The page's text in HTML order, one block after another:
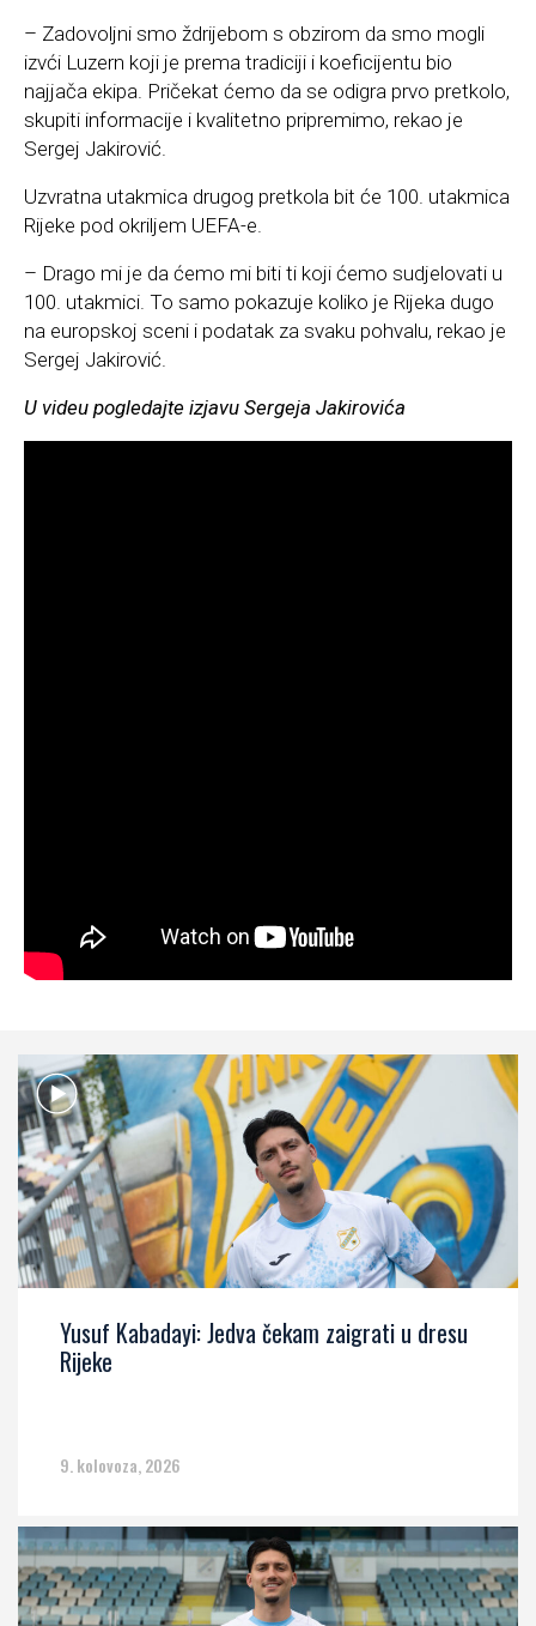
– Zadovoljni smo ždrijebom s obzirom da smo mogli
izvći Luzern koji je prema tradiciji i koeficijentu bio
najjača ekipa. Pričekat ćemo da se odigra prvo pretkolo,
skupiti informacije i kvalitetno pripremimo, rekao je
Sergej Jakirović.
Uzvratna utakmica drugog pretkola bit će 100. utakmica
Rijeke pod okriljem UEFA-e.
– Drago mi je da ćemo mi biti ti koji ćemo sudjelovati u
100. utakmici. To samo pokazuje koliko je Rijeka dugo
na europskoj sceni i podatak za svaku pohvalu, rekao je
Sergej Jakirović.
U videu pogledajte izjavu Sergeja Jakirovića
Yusuf Kabadayi: Jedva čekam zaigrati u dresu
Rijeke
9. kolovoza, 2026